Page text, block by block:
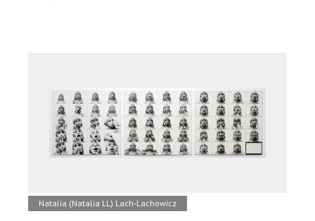
Natalia (Natalia LL) Lach-Lachowicz